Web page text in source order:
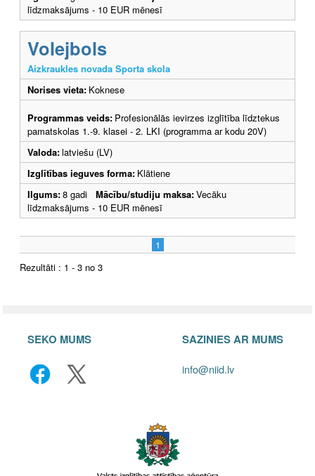
līdzmaksājums - 10 EUR mēnesī
Volejbols
Aizkraukles novada Sporta skola
Norises vieta: Koknese
Programmas veids: Profesionālās ievirzes izglītība līdztekus
pamatskolas 1.-9. klasei - 2. LKI (programma ar kodu 20V)
Valoda:latviešu (LV)
Izglītības ieguves forma: Klātiene
Ilgums:8 gadi Mācību/studiju maksa:Vecāku
līdzmaksājums - 10 EUR mēnesī
1
Rezultāti : 1 - 3 no 3
SEKO MUMS SAZINIES AR MUMS
info@niid.lv